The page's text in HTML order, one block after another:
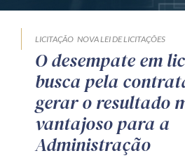
LICITAÇÃO NOVA LEI DE LICITAÇÕES
O desempate em
busca pela
gerar o resultado
vantajoso para a
Administração